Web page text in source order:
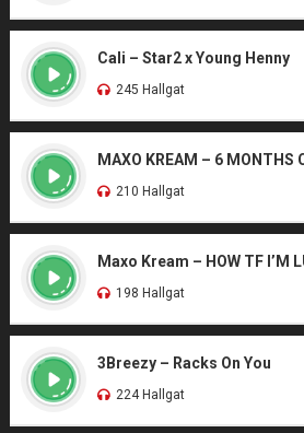
Cali – Star2 x Young Henny
245 Hallgat
MAXO KREAM – 6 MONTHS
210 Hallgat
Maxo Kream – HOW TF I’M
198 Hallgat
3Breezy – Racks On You
224 Hallgat